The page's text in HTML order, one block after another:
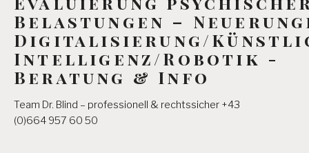
Belastungen –
Digitalisierung/
Intelligenz/Robotik -
Beratung & Info
Team Dr. Blind – professionell & rechtssicher +43
(0)664 957 60 50